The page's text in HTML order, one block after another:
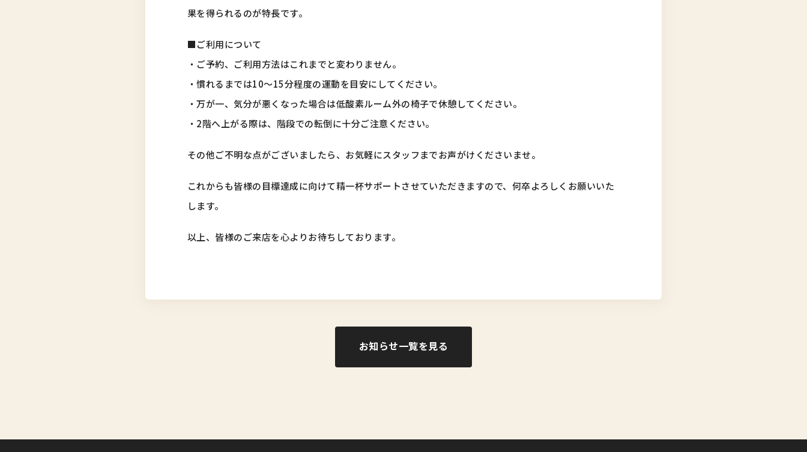
果を得られるのが特長です。
■ご利用について
・ご予約、ご利用方法はこれまでと変わりません。
・慣れるまでは10～15分程度の運動を目安にしてください。
・万が一、気分が悪くなった場合は低酸素ルーム外の椅子で休憩してください。
・2階へ上がる際は、階段での転倒に十分ご注意ください。
その他ご不明な点がございましたら、お気軽にスタッフまでお声がけくださいませ。
これからも皆様の目標達成に向けて精一杯サポートさせていただきますので、何卒よろしくお願いいた
します。
以上、皆様のご来店を心よりお待ちしております。
お知らせ一覧を見る